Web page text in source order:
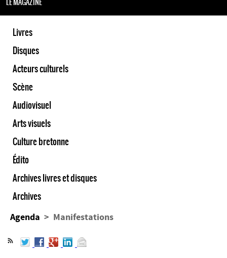
Livres
Disques
Acteurs culturels
Scène
Audiovisuel
Arts visuels
Culture bretonne
Édito
Archives livres et disques
Archives
Agenda > Manifestations